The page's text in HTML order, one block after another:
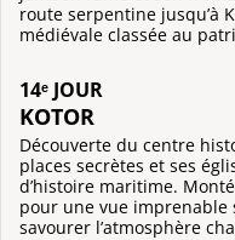
route serpentine jusqu’à
médiévale classée au
14ᵉ JOUR
KOTOR
Découverte du centre
places secrètes et ses
d’histoire maritime.
pour une vue
savourer l’atmosphère